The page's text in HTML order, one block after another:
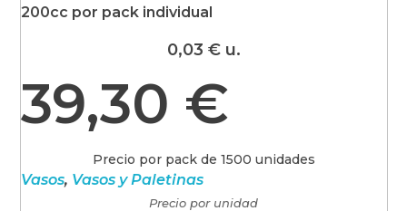
200cc por pack individual
0,03 €u.
39,30 €
Precio por pack de 1500 unidades
Vasos, Vasos y Paletinas
Precio por unidad